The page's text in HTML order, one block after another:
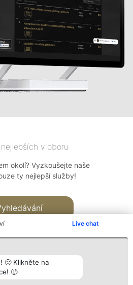
Live chat
🙂 Klikněte na
🙂
v oboru
okolí? Vyzkoušejte naše
ty nejlepší služby!